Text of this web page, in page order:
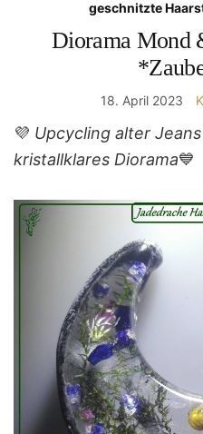
geschnitzte
Diorama Mond
18. April 2023
💜 Upcycling alter
kristallklares Diorama💙